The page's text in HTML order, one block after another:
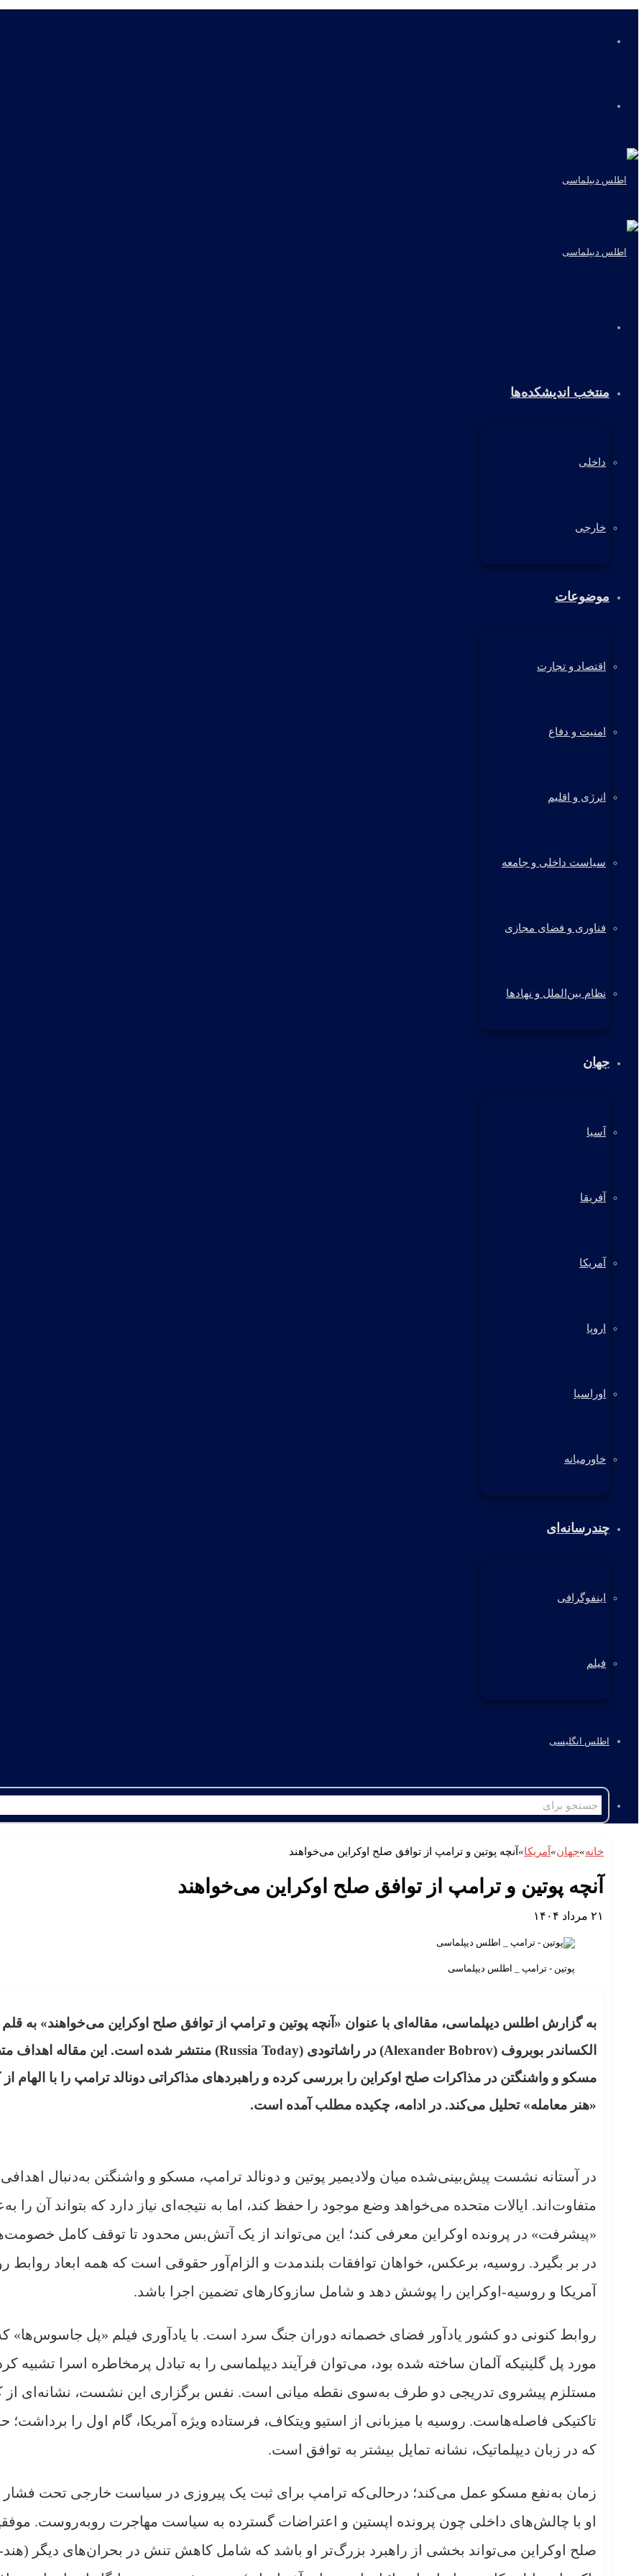
منتخب اندیشکده‌ها
داخلی
خارجی
موضوعات
اقتصاد و تجارت
امنیت و دفاع
انرژی و اقلیم
سیاست داخلی و جامعه
فناوری و فضای مجازی
نظام بین‌الملل و نهادها
جهان
آسیا
آفریقا
آمریکا
اروپا
اوراسیا
خاورمیانه
چندرسانه‌ای
اینفوگرافی
فیلم
اطلس انگلیسی
خانه»جهان» آمریکا» آنچه پوتین و ترامپ از توافق صلح اوکراین می‌خواهند
آنچه پوتین و ترامپ از توافق صلح اوکراین می‌خواهند
۲۱ مرداد ۱۴۰۴
پوتین - ترامپ _ اطلس دیپلماسی
به گزارش اطلس دیپلماسی، مقاله‌ای با عنوان «آنچه پوتین و ترامپ از توافق صلح اوکراین می‌خواهند» به قلم
الکساندر بوبروف (Alexander Bobrov) در راشاتودی (Russia Today) منتشر شده است. این مقاله اهداف
مسکو و واشنگتن در مذاکرات صلح اوکراین را بررسی کرده و راهبردهای مذاکراتی دونالد ترامپ را با الهام
«هنر معامله» تحلیل می‌کند. در ادامه، چکیده مطلب آمده است.
در آستانه نشست پیش‌بینی‌شده میان ولادیمیر پوتین و دونالد ترامپ، مسکو و واشنگتن به‌دنبال اهدافی
متفاوت‌اند. ایالات متحده می‌خواهد وضع موجود را حفظ کند، اما به نتیجه‌ای نیاز دارد که بتواند آن را
«پیشرفت» در پرونده اوکراین معرفی کند؛ این می‌تواند از یک آتش‌بس محدود تا توقف کامل خصومت‌ها
در بر بگیرد. روسیه، برعکس، خواهان توافقات بلندمدت و الزام‌آور حقوقی است که همه ابعاد روابط
آمریکا و روسیه-اوکراین را پوشش دهد و شامل سازوکارهای تضمین اجرا باشد.
روابط کنونی دو کشور یادآور فضای خصمانه دوران جنگ سرد است. با یادآوری فیلم «پل جاسوس‌ها»
مورد پل گلینیکه آلمان ساخته شده بود، می‌توان فرآیند دیپلماسی را به تبادل پرمخاطره اسرا تشبیه
مستلزم پیشروی تدریجی دو طرف به‌سوی نقطه میانی است. نفس برگزاری این نشست، نشانه‌ای
تاکتیکی فاصله‌هاست. روسیه با میزبانی از استیو ویتکاف، فرستاده ویژه آمریکا، گام اول را برداشت؛
که در زبان دیپلماتیک، نشانه تمایل بیشتر به توافق است.
زمان به‌نفع مسکو عمل می‌کند؛ درحالی‌که ترامپ برای ثبت یک پیروزی در سیاست خارجی تحت
او با چالش‌های داخلی چون پرونده اپستین و اعتراضات گسترده به سیاست مهاجرت روبه‌روست.
صلح اوکراین می‌تواند بخشی از راهبرد بزرگ‌تر او باشد که شامل کاهش تنش در بحران‌های دیگر